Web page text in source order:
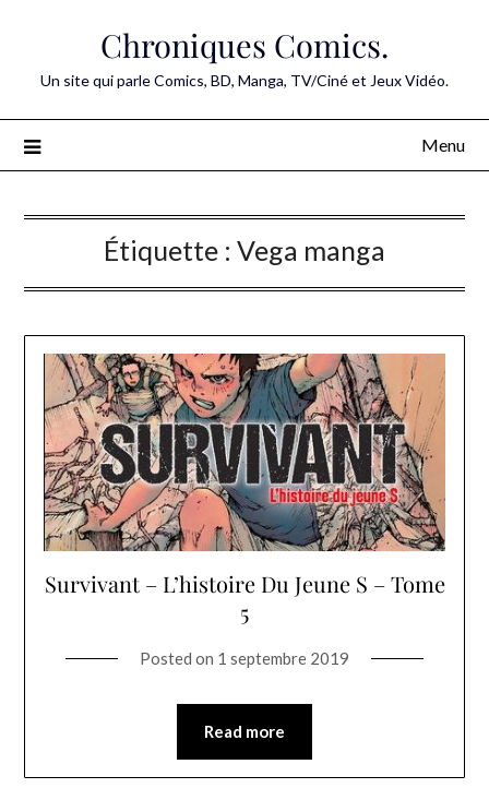
Chroniques Comics.
Un site qui parle Comics, BD, Manga, TV/Ciné et Jeux Vidéo.
Menu
Étiquette : Vega manga
Survivant – L’histoire Du Jeune S – Tome
5
Posted on 1 septembre 2019
Read more